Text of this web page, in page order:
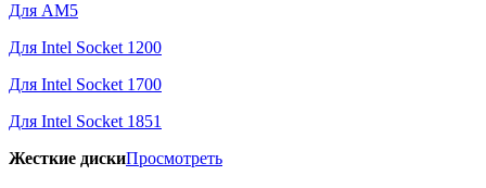
Для AM5
Для Intel Socket 1200
Для Intel Socket 1700
Для Intel Socket 1851
Жесткие дискиПросмотреть